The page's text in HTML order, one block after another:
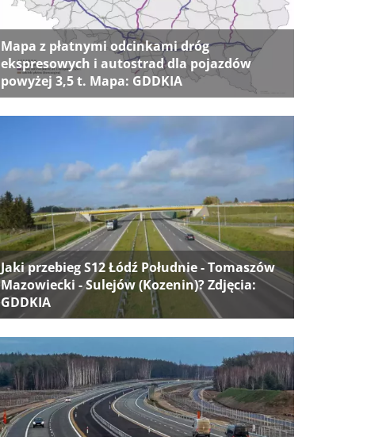
Mapa z płatnymi odcinkami dróg
ekspresowych i autostrad dla pojazdów
powyżej 3,5 t. Mapa: GDDKIA
Jaki przebieg S12 Łódź Południe - Tomaszów
Mazowiecki - Sulejów (Kozenin)? Zdjęcia:
GDDKIA